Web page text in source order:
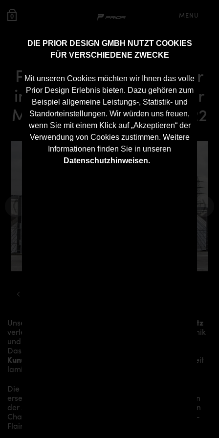
DIE PRIOR DESIGN GMBH NUTZT COOKIES
FÜR VERSCHIEDENE ZWECKE
Mit unseren Cookies möchten wir Ihnen das volle
Prior Design Erlebnis bieten. Dazu gehören zum
Beispiel allgemeine Leistungs-, Statistik- und
Standorteinstellungen. Wir würden uns freuen,
wenn Sie mit einem Klick auf „Akzeptieren“ der
Verwendung von Cookies zustimmen. Weitere
Informationen finden Sie in unseren
Datenschutzhinweisen.
0 MENU
PD800S Seitenschweller
inkl. Schwelleransatz für
Mercedes S-Klasse W222
Unsere
PD800S Seitenschweller inkl. Schwelleransatz
verleihen der
mehr Dynamik
und akzentuieren die sportliche Linie des Fahrzeugs.
Das Material besteht aus einem
Kunststoffverbund
und wird aufwändig in Handarbeit
laminiert und anschließend bearbeitet.
Die
ersetzen die originalen
und verleihen
der
somit den individuellen
Charakter und einen gewissen Hauch von Rennsport-
Flair.